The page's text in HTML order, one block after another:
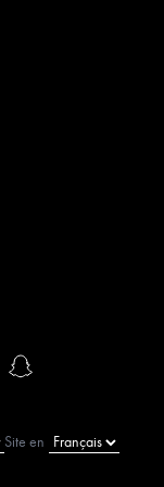
Site en